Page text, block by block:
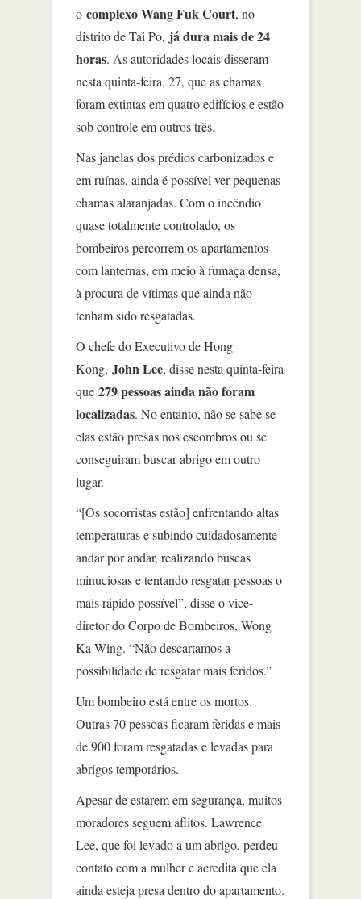
o complexo Wang Fuk Court, no
distrito de Tai Po, já dura mais de 24
horas. As autoridades locais disseram
nesta quinta-feira, 27, que as chamas
foram extintas em quatro edifícios e estão
sob controle em outros três.
Nas janelas dos prédios carbonizados e
em ruínas, ainda é possível ver pequenas
chamas alaranjadas. Com o incêndio
quase totalmente controlado, os
bombeiros percorrem os apartamentos
com lanternas, em meio à fumaça densa,
à procura de vítimas que ainda não
tenham sido resgatadas.
O chefe do Executivo de Hong
Kong, John Lee, disse nesta quinta-feira
que 279 pessoas ainda não foram
localizadas. No entanto, não se sabe se
elas estão presas nos escombros ou se
conseguiram buscar abrigo em outro
lugar.
“[Os socorristas estão] enfrentando altas
temperaturas e subindo cuidadosamente
andar por andar, realizando buscas
minuciosas e tentando resgatar pessoas o
mais rápido possível”, disse o vice-
diretor do Corpo de Bombeiros, Wong
Ka Wing. “Não descartamos a
possibilidade de resgatar mais feridos.”
Um bombeiro está entre os mortos.
Outras 70 pessoas ficaram feridas e mais
de 900 foram resgatadas e levadas para
abrigos temporários.
Apesar de estarem em segurança, muitos
moradores seguem aflitos. Lawrence
Lee, que foi levado a um abrigo, perdeu
contato com a mulher e acredita que ela
ainda esteja presa dentro do apartamento.